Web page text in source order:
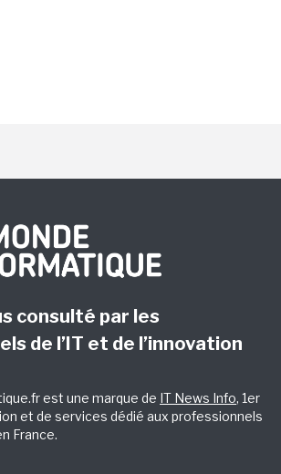
consulté par les
de l’IT et de l’innovation
est une marque de IT News Info, 1er
et de services dédié aux professionnels
France.